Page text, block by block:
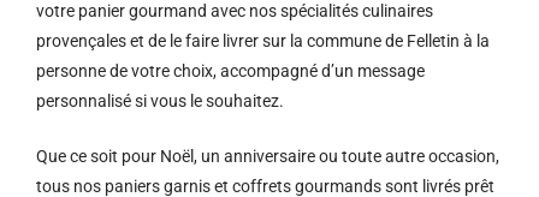
votre panier gourmand avec nos spécialités culinaires
provençales et de le faire livrer sur la commune de Felletin à la
personne de votre choix, accompagné d’un message
personnalisé si vous le souhaitez.
Que ce soit pour Noël, un anniversaire ou toute autre occasion,
tous nos paniers garnis et coffrets gourmands sont livrés prêt